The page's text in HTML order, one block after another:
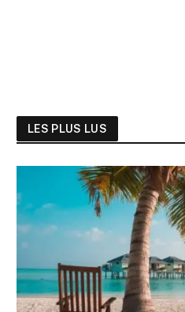
LES PLUS LUS